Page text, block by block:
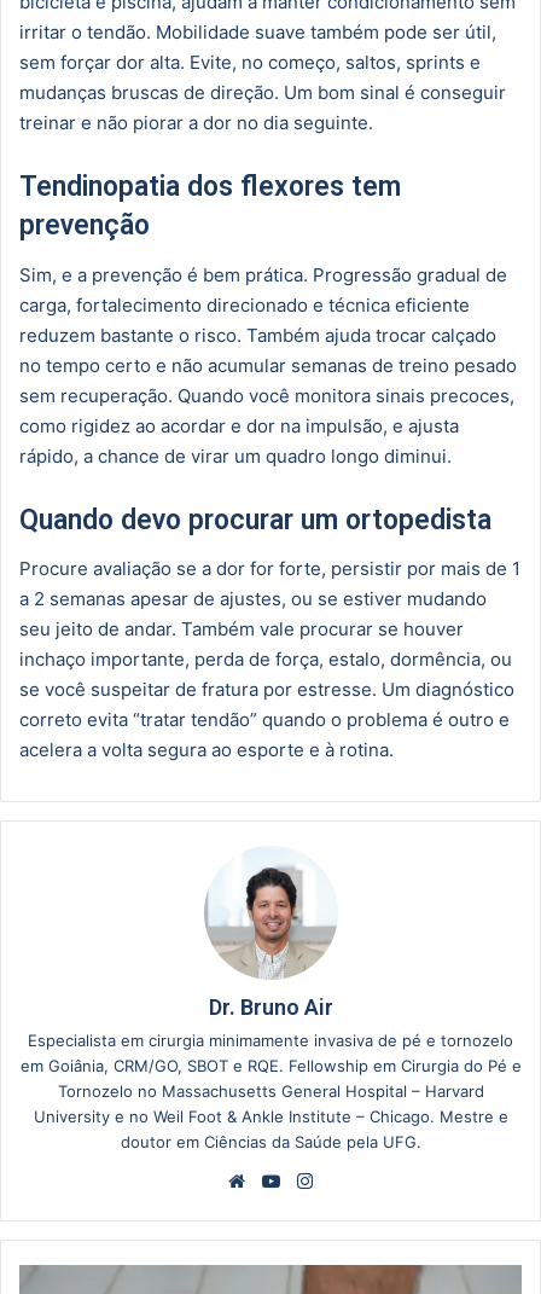
irritar o tendão. Mobilidade suave também pode ser útil,
sem forçar dor alta. Evite, no começo, saltos, sprints e
mudanças bruscas de direção. Um bom sinal é conseguir
treinar e não piorar a dor no dia seguinte.
Tendinopatia dos flexores tem
prevenção
Sim, e a prevenção é bem prática. Progressão gradual de
carga, fortalecimento direcionado e técnica eficiente
reduzem bastante o risco. Também ajuda trocar calçado
no tempo certo e não acumular semanas de treino pesado
sem recuperação. Quando você monitora sinais precoces,
como rigidez ao acordar e dor na impulsão, e ajusta
rápido, a chance de virar um quadro longo diminui.
Quando devo procurar um ortopedista
Procure avaliação se a dor for forte, persistir por mais de 1
a 2 semanas apesar de ajustes, ou se estiver mudando
seu jeito de andar. Também vale procurar se houver
inchaço importante, perda de força, estalo, dormência, ou
se você suspeitar de fratura por estresse. Um diagnóstico
correto evita “tratar tendão” quando o problema é outro e
acelera a volta segura ao esporte e à rotina.
Dr. Bruno Air
Especialista em cirurgia minimamente invasiva de pé e tornozelo
em Goiânia, CRM/GO, SBOT e RQE. Fellowship em Cirurgia do Pé e
Tornozelo no Massachusetts General Hospital – Harvard
University e no Weil Foot & Ankle Institute – Chicago. Mestre e
doutor em Ciências da Saúde pela UFG.
WebsiteYouTube